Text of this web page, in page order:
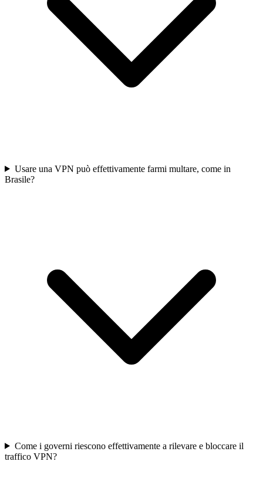
Usare una VPN può effettivamente farmi multare, come in
Brasile?
Come i governi riescono effettivamente a rilevare e bloccare il
traffico VPN?